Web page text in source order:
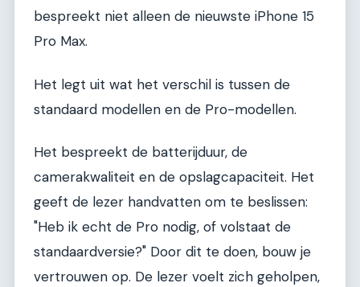
bespreekt niet alleen de nieuwste iPhone 15
Pro Max.
Het legt uit wat het verschil is tussen de
standaard modellen en de Pro-modellen.
Het bespreekt de batterijduur, de
camerakwaliteit en de opslagcapaciteit. Het
geeft de lezer handvatten om te beslissen:
"Heb ik echt de Pro nodig, of volstaat de
standaardversie?" Door dit te doen, bouw je
vertrouwen op. De lezer voelt zich geholpen,